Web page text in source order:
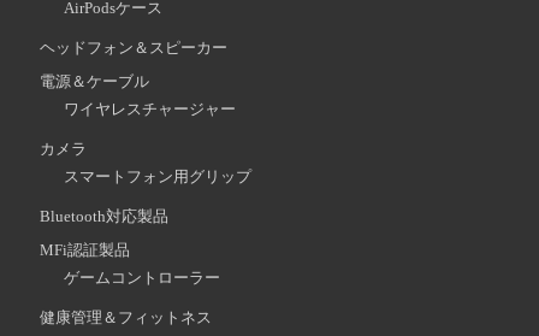
AirPodsケース
ヘッドフォン＆スピーカー
電源＆ケーブル
ワイヤレスチャージャー
カメラ
スマートフォン用グリップ
Bluetooth対応製品
MFi認証製品
ゲームコントローラー
健康管理＆フィットネス